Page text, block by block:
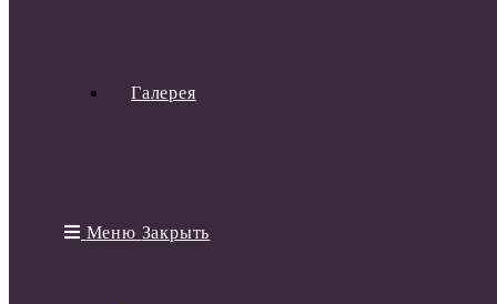
Галерея
Меню Закрыть